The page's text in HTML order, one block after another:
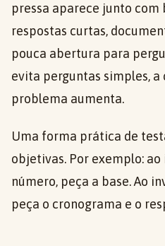
pressa aparece junto com
respostas curtas,
pouca abertura para
evita perguntas simples,
problema aumenta.
Uma forma prática de
objetivas. Por exemplo:
número, peça a base. Ao
peça o cronograma e o